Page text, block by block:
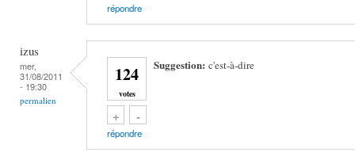
répondre
izus
mer,
31/08/2011
- 19:30
permalien
124
votes
+
Vote up!-
Vote down!
Suggestion:c'est-à-dire
répondre